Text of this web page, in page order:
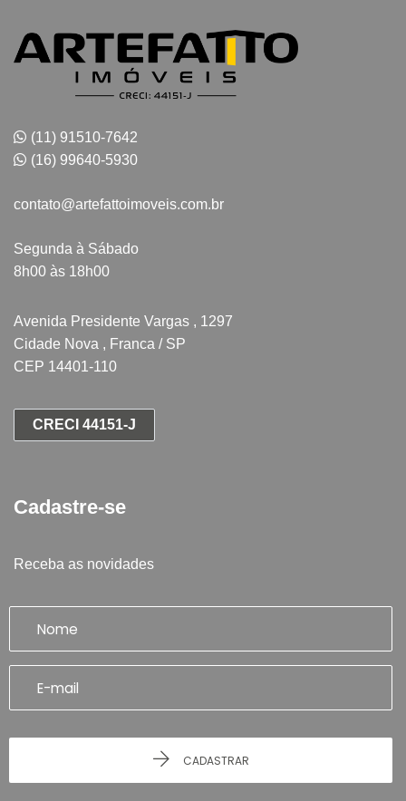
(11) 91510-7642
(16) 99640-5930
contato@artefattoimoveis.com.br
Segunda à Sábado
8h00 às 18h00
Avenida Presidente Vargas , 1297
Cidade Nova , Franca / SP
CEP 14401-110
CRECI 44151-J
Cadastre-se
Receba as novidades
CADASTRAR